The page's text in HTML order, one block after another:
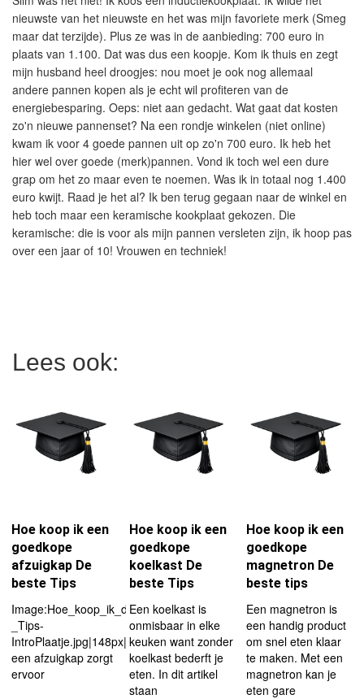
nieuwste van het nieuwste en het was mijn favoriete merk (Smeg
maar dat terzijde). Plus ze was in de aanbieding: 700 euro in
plaats van 1.100. Dat was dus een koopje. Kom ik thuis en zegt
mijn husband heel droogjes: nou moet je ook nog allemaal
andere pannen kopen als je echt wil profiteren van de
energiebesparing. Oeps: niet aan gedacht. Wat gaat dat kosten
zo'n nieuwe pannenset? Na een rondje winkelen (niet online)
kwam ik voor 4 goede pannen uit op zo'n 700 euro. Ik heb het
hier wel over goede (merk)pannen. Vond ik toch wel een dure
grap om het zo maar even te noemen. Was ik in totaal nog 1.400
euro kwijt. Raad je het al? Ik ben terug gegaan naar de winkel en
heb toch maar een keramische kookplaat gekozen. Die
keramische: die is voor als mijn pannen versleten zijn, ik hoop pas
over een jaar of 10! Vrouwen en techniek!
Lees ook:
Hoe koop ik een
goedkope
afzuigkap De
beste Tips
Image:Hoe_koop_ik_de_beste_afzuigkap_?
_Tips-
IntroPlaatje.jpg|148px|left
een afzuigkap zorgt
ervoor
Hoe koop ik een
goedkope
koelkast De
beste Tips
Een koelkast is
onmisbaar in elke
keuken want zonder
koelkast bederft je
eten. In dit artikel
staan
Hoe koop ik een
goedkope
magnetron De
beste tips
Een magnetron is
een handig product
om snel eten klaar
te maken. Met een
magnetron kan je
eten gare